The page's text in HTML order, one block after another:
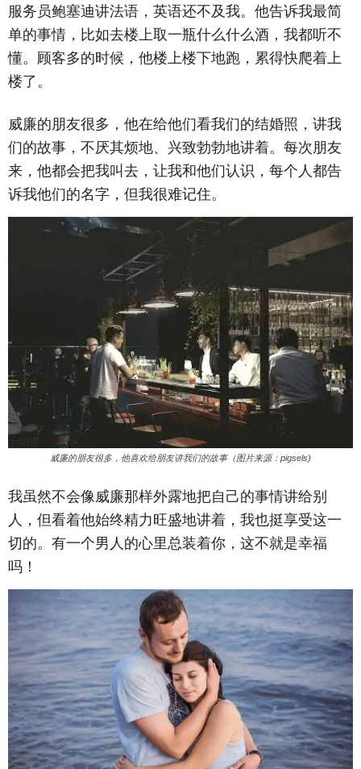
服务员鲍塞迪讲法语，英语还不及我。他告诉我最简
单的事情，比如去楼上取一瓶什么什么酒，我都听不
懂。顾客多的时候，他楼上楼下地跑，累得快爬着上
楼了。
威廉的朋友很多，他在给他们看我们的结婚照，讲我
们的故事，不厌其烦地、兴致勃勃地讲着。每次朋友
来，他都会把我叫去，让我和他们认识，每个人都告
诉我他们的名字，但我很难记住。
威廉的朋友很多，他喜欢给朋友讲我们的故事（图片来源：pigsels)
我虽然不会像威廉那样外露地把自己的事情讲给别
人，但看着他始终精力旺盛地讲着，我也挺享受这一
切的。有一个男人的心里总装着你，这不就是幸福
吗！